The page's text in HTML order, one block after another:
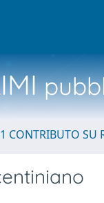
CONTRIBUTO SU